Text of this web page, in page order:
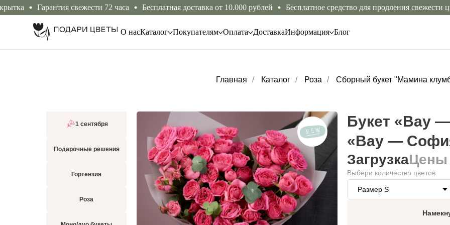
Гарантия свежести 72 часа Бесплатная доставка от 10.000 рублей Бесплатное средство для продления свежести
О насКаталог Покупателям Оплата ДоставкаИнформация Блог
Главная / Каталог / Роза / Сборный букет "Мамина
Букет «Вау
«Вау —
ЗагрузкаЦены
Выбери количество цветов
1 сентября
Подарочные решения
Гортензия
Роза